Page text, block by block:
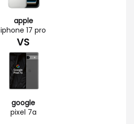
apple
iphone 17 pro
VS
google
pixel 7a